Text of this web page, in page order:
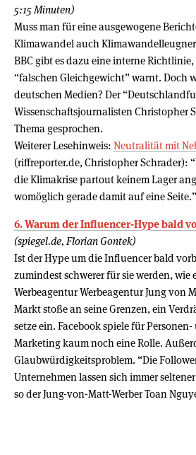
5:15 Minuten)
Muss man für eine ausgewogene
Klimawandel auch
BBC gibt es dazu eine interne
“falschen Gleichgewicht” warnt. Doch
deutschen Medien? Der
Wissenschaftsjournalisten Christopher
Thema gesprochen.
Weiterer Lesehinweis: Neutralität mit
(riffreporter.de, Christopher Schrader):
die Klimakrise partout keinem Lager
womöglich gerade damit auf eine Seite.”
6. Warum der Influencer-Hype bald
(spiegel.de, Florian Gontek)
Ist der Hype um die Influencer bald
zumindest schwerer für sie werden, wie
Werbeagentur Werbeagentur Jung von
Markt stoße an seine Grenzen, ein
setze ein. Facebook spiele für
Marketing kaum noch eine Rolle.
Glaubwürdigkeitsproblem. “Die
Unternehmen lassen sich immer
so der Jung-von-Matt-Werber Toan